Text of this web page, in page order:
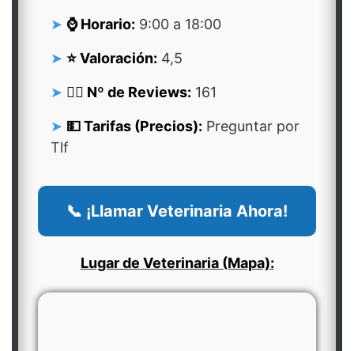
⌚ Horario: 9:00 a 18:00
⭐ Valoración: 4,5
👍🏻 Nº de Reviews: 161
💵 Tarifas (Precios): Preguntar por
Tlf
📞 ¡Llamar Veterinaria Ahora!
Lugar de Veterinaria (Mapa):